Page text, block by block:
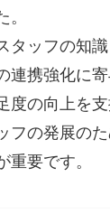
タッフの知
連携強化に
度の向上を支
フの発展の
重要です。